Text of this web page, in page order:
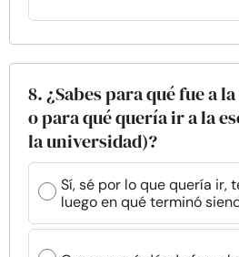
8. ¿Sabes para qué fue a
o para qué quería ir a la
la universidad)?
Sí, sé por lo que quería ir,
luego en qué terminó